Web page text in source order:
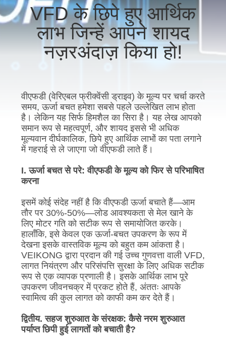
नियंत्रण
संपर्क
एक
उद्धरण
का
अनुरोध
करें
साइट
गोपनीयता
नीति
VFD के छिपे हुए आर्थिक
लाभ जिन्हें आपने शायद
नज़रअंदाज़ किया हो!
वीएफडी (वेरिएबल फ्रीक्वेंसी ड्राइव) के मूल्य पर चर्चा करते
समय, ऊर्जा बचत हमेशा सबसे पहले उल्लेखित लाभ होता
है। लेकिन यह सिर्फ हिमशैल का सिरा है। यह लेख आपको
समान रूप से महत्वपूर्ण, और शायद इससे भी अधिक
मूल्यवान दीर्घकालिक, छिपे हुए आर्थिक लाभों का पता लगाने
में गहराई से ले जाएगा जो वीएफडी लाते हैं।
I. ऊर्जा बचत से परे: वीएफडी के मूल्य को फिर से परिभाषित
करना
इसमें कोई संदेह नहीं है कि वीएफडी ऊर्जा बचाते हैं—आम
तौर पर 30%-50%—लोड आवश्यकता से मेल खाने के
लिए मोटर गति को सटीक रूप से समायोजित करके।
हालाँकि, इसे केवल एक ऊर्जा-बचत उपकरण के रूप में
देखना इसके वास्तविक मूल्य को बहुत कम आंकता है।
VEIKONG द्वारा प्रदान की गई उच्च गुणवत्ता वाली VFD,
लागत नियंत्रण और परिसंपत्ति सुरक्षा के लिए अधिक सटीक
रूप से एक व्यापक प्रणाली है। इसके आर्थिक लाभ पूरे
उपकरण जीवनचक्र में प्रकट होते हैं, अंततः आपके
स्वामित्व की कुल लागत को काफी कम कर देते हैं।
द्वितीय. सहज शुरुआत के संरक्षक: कैसे नरम शुरुआत
पर्याप्त छिपी हुई लागतों को बचाती है?